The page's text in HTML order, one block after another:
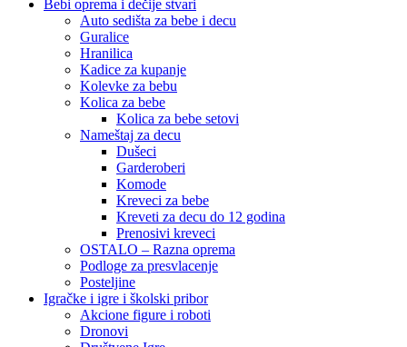
Bebi oprema i dečije stvari
Auto sedišta za bebe i decu
Guralice
Hranilica
Kadice za kupanje
Kolevke za bebu
Kolica za bebe
Kolica za bebe setovi
Nameštaj za decu
Dušeci
Garderoberi
Komode
Kreveci za bebe
Kreveti za decu do 12 godina
Prenosivi kreveci
OSTALO – Razna oprema
Podloge za presvlacenje
Posteljine
Igračke i igre i školski pribor
Akcione figure i roboti
Dronovi